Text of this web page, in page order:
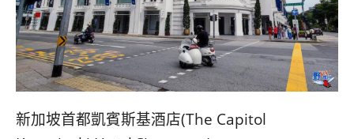
新加坡首都凱賓斯基酒店(The Capitol